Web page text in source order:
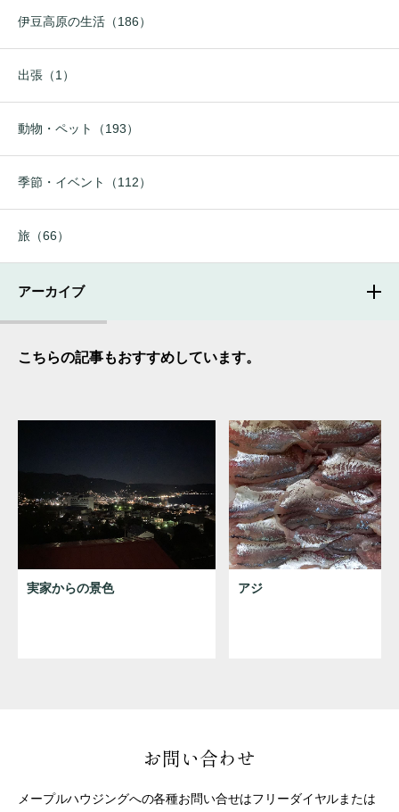
伊豆高原の生活（186）
出張（1）
動物・ペット（193）
季節・イベント（112）
旅（66）
アーカイブ
こちらの記事もおすすめしています。
実家からの景色 アジ
お問い合わせ
メープルハウジングへの各種お問い合せはフリーダイヤルまたは